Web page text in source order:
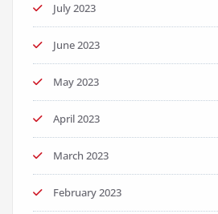
July 2023
June 2023
May 2023
April 2023
March 2023
February 2023